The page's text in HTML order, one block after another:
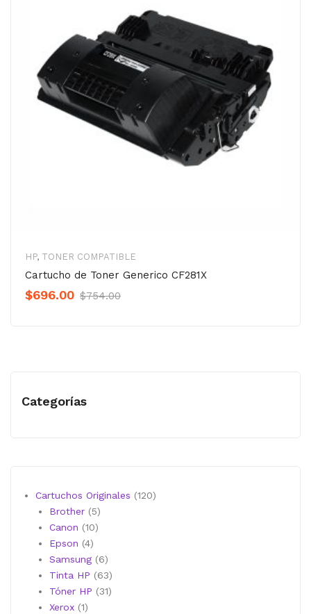
HP, TONER COMPATIBLE
Cartucho de Toner Generico CF281X
$754.00Original
$696.00
Current
Categorías
Cartuchos Originales 120120
Brother 55
productos
Canon 1010
Epson 44
productos
Samsung 66
productos
Tinta HP 6363
productos
Tóner HP 3131
Xerox 11